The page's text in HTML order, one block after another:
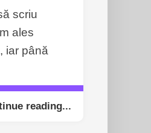
scriu
ales
iar până
reading...